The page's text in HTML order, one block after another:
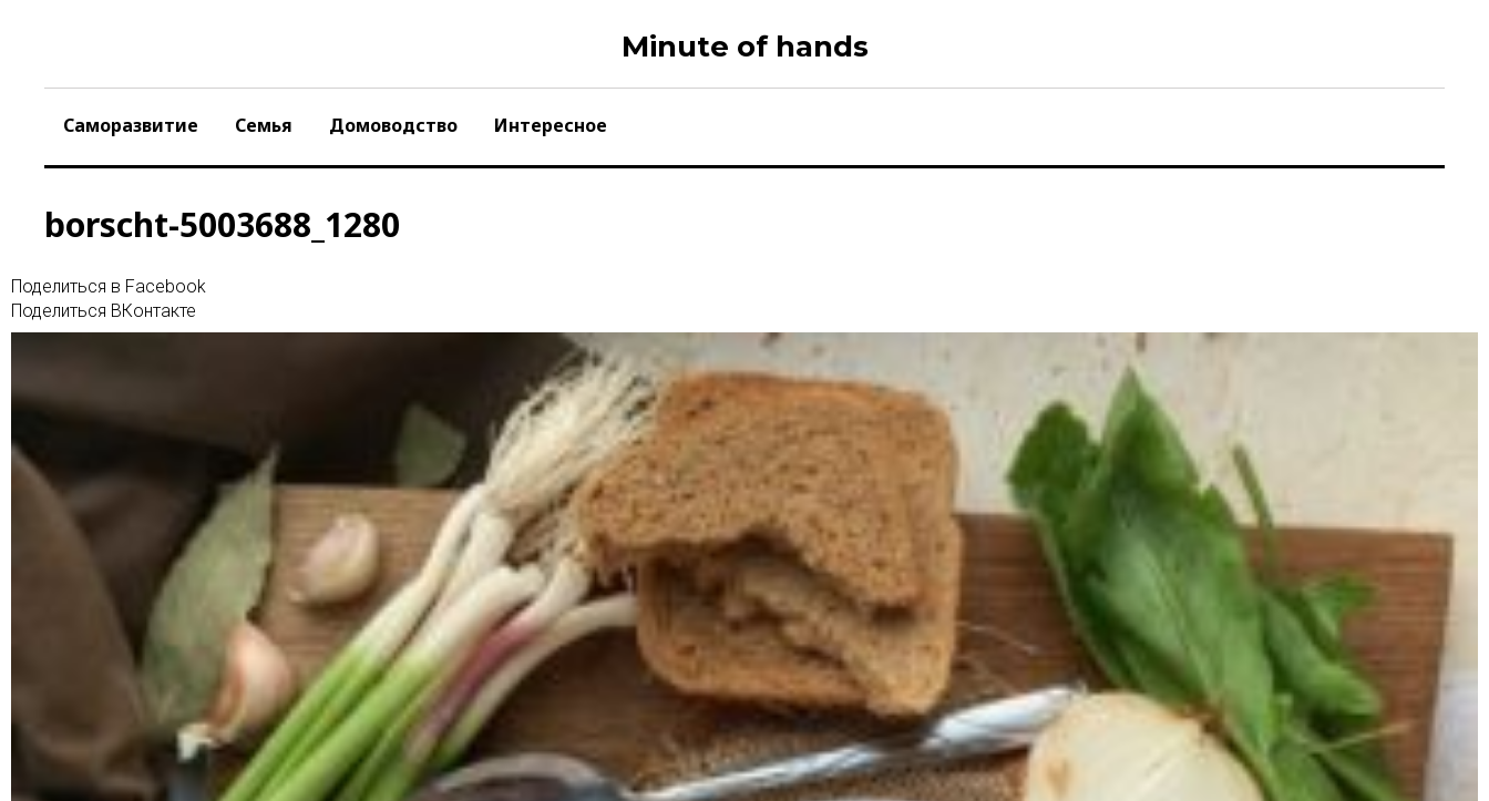
Minute of hands
Саморазвитие Семья Домоводство Интересное
borscht-5003688_1280
Поделиться в Facebook
Поделиться ВКонтакте